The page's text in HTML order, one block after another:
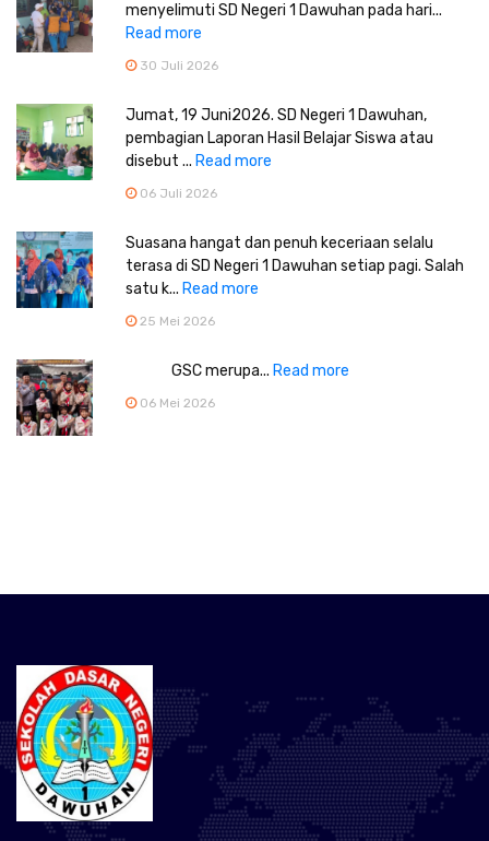
menyelimuti SD Negeri 1 Dawuhan pada hari...
Read more
30 Juli 2026
Jumat, 19 Juni2026. SD Negeri 1 Dawuhan,
pembagian Laporan Hasil Belajar Siswa atau
disebut ... Read more
06 Juli 2026
Suasana hangat dan penuh keceriaan selalu
terasa di SD Negeri 1 Dawuhan setiap pagi. Salah
satu k... Read more
25 Mei 2026
GSC merupa... Read more
06 Mei 2026